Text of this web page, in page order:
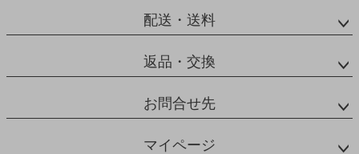
配送・送料
返品・交換
お問合せ先
マイページ